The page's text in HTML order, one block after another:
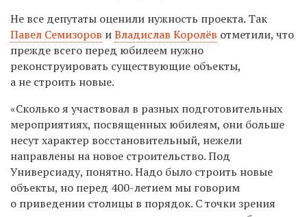
Не все депутаты оценили нужность проекта. Так
Павел Семизоров иВладислав Королёв отметили, что
прежде всего перед юбилеем нужно
реконструировать существующие объекты,
а не строить новые.
«Сколько я участвовал в разных подготовительных
мероприятиях, посвященных юбилеям, они больше
несут характер восстановительный, нежели
направлены на новое строительство. Под
Универсиаду, понятно. Надо было строить новые
объекты, но перед 400-летием мы говорим
о приведении столицы в порядок. С точки зрения